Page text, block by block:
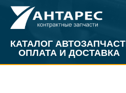
КАТАЛОГ
ОПЛАТА И ДОСТАВКА